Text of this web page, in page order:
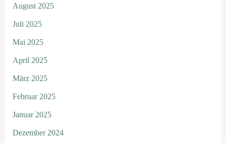
August 2025
Juli 2025
Mai 2025
April 2025
März 2025
Februar 2025
Januar 2025
Dezember 2024